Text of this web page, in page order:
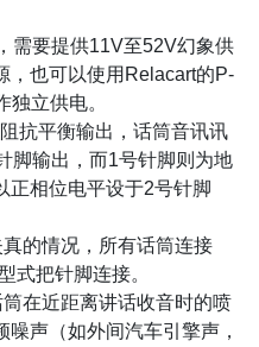
需要提供11V至52V幻象供
，也可以使用Relacart的P-
独立供电。
抗平衡输出，话筒音讯讯
脚输出，而1号针脚则为地
正相位电平设于2号针脚
的情况，所有话筒连接
式把针脚连接。
在近距离讲话收音时的喷
声（如外间汽车引擎声，